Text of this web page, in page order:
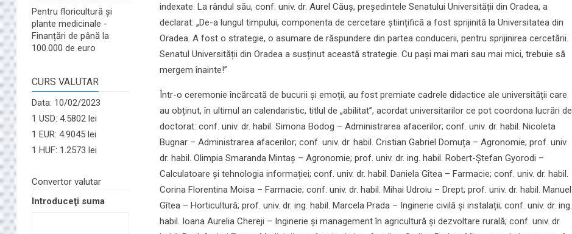
Pentru floricultură și
plante medicinale -
Finanțări de până la
100.000 de euro
CURS VALUTAR
Data: 10/02/2023
1 USD: 4.5802 lei
1 EUR: 4.9045 lei
1 HUF: 1.2573 lei
Convertor valutar
Introduceţi suma
indexate. La rândul său, conf. univ. dr. Aurel Căuș, președintele Senatului Universității din Oradea, a
declarat: „De-a lungul timpului, componenta de cercetare științifică a fost sprijinită la Universitatea din
Oradea. A fost o strategie, o asumare de răspundere din partea conducerii, pentru sprijinirea cercetării.
Senatul Universității din Oradea a susținut această strategie. Cu pași mai mari sau mai mici, trebuie să
mergem înainte!”
Într-o ceremonie încărcată de bucurii și emoții, au fost premiate cadrele didactice ale universității care
au obținut, în ultimul an calendaristic, titlul de „abilitat”, acordat universitarilor ce pot coordona lucrări de
doctorat: conf. univ. dr. habil. Simona Bodog – Administrarea afacerilor; conf. univ. dr. habil. Nicoleta
Bugnar – Administrarea afacerilor; conf. univ. dr. habil. Cristian Gabriel Domuța – Agronomie; prof. univ.
dr. habil. Olimpia Smaranda Mintaș – Agronomie; prof. univ. dr. ing. habil. Robert-Ștefan Gyorodi –
Calculatoare și tehnologia informației; conf. univ. dr. habil. Daniela Gîtea – Farmacie; conf. univ. dr. habil.
Corina Florentina Moisa – Farmacie; conf. univ. dr. habil. Mihai Udroiu – Drept; prof. univ. dr. habil. Manuel
Gîtea – Horticultură; prof. univ. dr. ing. habil. Marcela Prada – Inginerie civilă și instalații; conf. univ. dr. ing.
habil. Ioana Aurelia Chereji – Inginerie și management în agricultură și dezvoltare rurală; conf. univ. dr.